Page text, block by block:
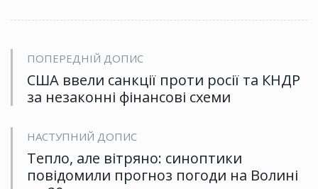
ПОПЕРЕДНІЙ ДОПИС
США ввели санкції проти росії та КНДР
за незаконні фінансові схеми
НАСТУПНИЙ ДОПИС
Тепло, але вітряно: синоптики
повідомили прогноз погоди на Волині